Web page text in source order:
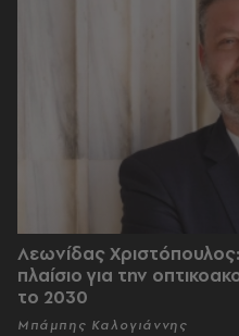
Λεωνίδας
πλαίσιο για την
το 2030
Μπάμπης Καλογιάννης